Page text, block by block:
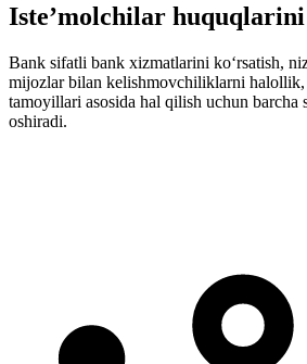
Iste’molchilar
Bank sifatli bank xizmatlarini ko‘rsatish,
mijozlar bilan kelishmovchiliklarni
tamoyillari asosida hal qilish uchun barcha
oshiradi.